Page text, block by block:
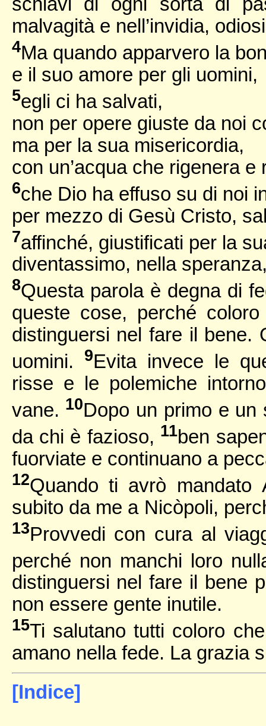
malvagità e nell’invidia,
4Ma quando apparvero la
e il suo amore per gli uomini,
5egli ci ha salvati,
non per opere giuste da noi
ma per la sua misericordia,
con un’acqua che rigenera
6che Dio ha effuso su di noi
per mezzo di Gesù Cristo,
7affinché, giustificati per la
diventassimo, nella
8Questa parola è degna di
queste cose, perché
distinguersi nel fare il bene.
uomini.
9Evita invece le
risse e le polemiche
vane. 10Dopo un primo e un
da chi è fazioso, 11ben
fuorviate e continuano a
12Quando ti avrò
subito da me a Nicòpoli,
13Provvedi con cura al
perché non manchi loro
distinguersi nel fare il bene
non essere gente inutile.
15Ti salutano tutti coloro
amano nella fede. La grazia
[Indice]